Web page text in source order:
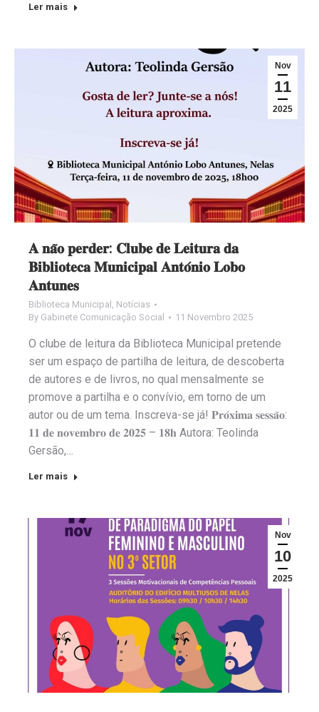
Ler mais
Nov
11
2025
𝐀 𝐧𝐚̃𝐨 𝐩𝐞𝐫𝐝𝐞𝐫: 𝐂𝐥𝐮𝐛𝐞 𝐝𝐞 𝐋𝐞𝐢𝐭𝐮𝐫𝐚 𝐝𝐚
𝐁𝐢𝐛𝐥𝐢𝐨𝐭𝐞𝐜𝐚 𝐌𝐮𝐧𝐢𝐜𝐢𝐩𝐚𝐥 𝐀𝐧𝐭𝐨́𝐧𝐢𝐨 𝐋𝐨𝐛𝐨
𝐀𝐧𝐭𝐮𝐧𝐞𝐬
Biblioteca Municipal , Notícias
By Gabinete Comunicação Social 11 Novembro 2025
O clube de leitura da Biblioteca Municipal pretende
ser um espaço de partilha de leitura, de descoberta
de autores e de livros, no qual mensalmente se
promove a partilha e o convívio, em torno de um
autor ou de um tema. Inscreva-se já! 𝐏𝐫𝐨́𝐱𝐢𝐦𝐚 𝐬𝐞𝐬𝐬𝐚̃𝐨:
𝟏𝟏 𝐝𝐞 𝐧𝐨𝐯𝐞𝐦𝐛𝐫𝐨 𝐝𝐞 𝟐𝟎𝟐𝟓 – 𝟏𝟖𝐡 Autora: Teolinda
Gersão,…
Ler mais
Nov
10
2025